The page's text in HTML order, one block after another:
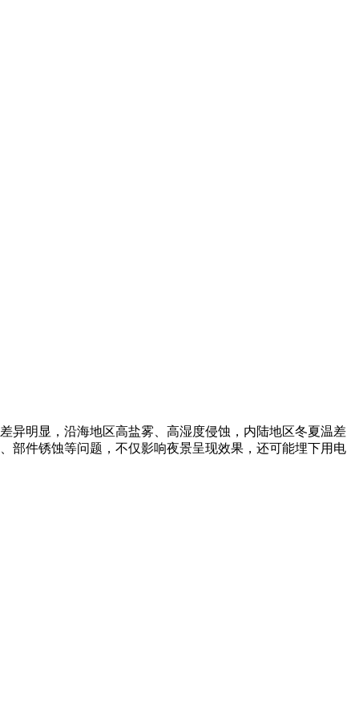
异明显，沿海地区高盐雾、高湿度侵蚀，内陆地区冬夏温差
部件锈蚀等问题，不仅影响夜景呈现效果，还可能埋下用电